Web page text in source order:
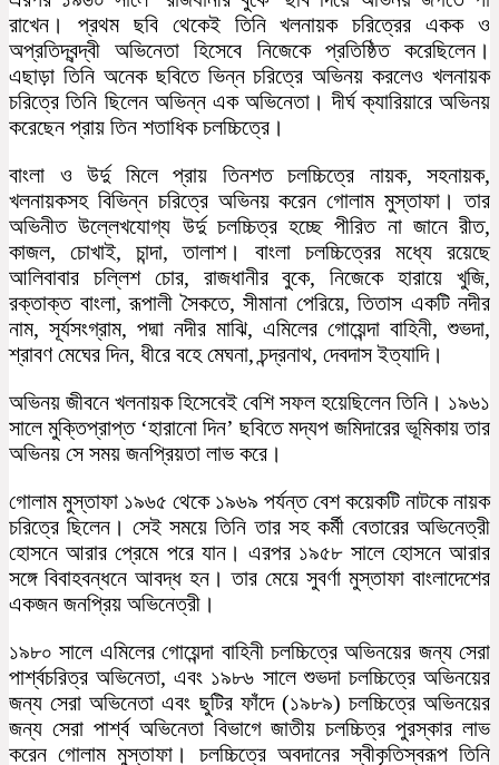
রাখেন। প্রথম ছবি থেকেই তিনি খলনায়ক চরিত্রের একক ও
অপ্রতিদ্বন্দ্বী অভিনেতা হিসেবে নিজেকে প্রতিষ্ঠিত করেছিলেন।
এছাড়া তিনি অনেক ছবিতে ভিন্ন চরিত্রে অভিনয় করলেও খলনায়ক
চরিত্রে তিনি ছিলেন অভিন্ন এক অভিনেতা। দীর্ঘ ক্যারিয়ারে অভিনয়
করেছেন প্রায় তিন শতাধিক চলচ্চিত্রে।
বাংলা ও উর্দু মিলে প্রায় তিনশত চলচ্চিত্রে নায়ক, সহনায়ক,
খলনায়কসহ বিভিন্ন চরিত্রে অভিনয় করেন গোলাম মুস্তাফা। তার
অভিনীত উল্লেখযোগ্য উর্দু চলচ্চিত্র হচ্ছে পীরিত না জানে রীত,
কাজল, চোখাই, চান্দা, তালাশ। বাংলা চলচ্চিত্রের মধ্যে রয়েছে
আলিবাবার চল্লিশ চোর, রাজধানীর বুকে, নিজেকে হারায়ে খুজি,
রক্তাক্ত বাংলা, রূপালী সৈকতে, সীমানা পেরিয়ে, তিতাস একটি নদীর
নাম, সূর্যসংগ্রাম, পদ্মা নদীর মাঝি, এমিলের গোয়েন্দা বাহিনী, শুভদা,
শ্রাবণ মেঘের দিন, ধীরে বহে মেঘনা, চন্দ্রনাথ, দেবদাস ইত্যাদি।
অভিনয় জীবনে খলনায়ক হিসেবেই বেশি সফল হয়েছিলেন তিনি। ১৯৬১
সালে মুক্তিপ্রাপ্ত ‘হারানো দিন’ ছবিতে মদ্যপ জমিদারের ভূমিকায় তার
অভিনয় সে সময় জনপ্রিয়তা লাভ করে।
গোলাম মুস্তাফা ১৯৬৫ থেকে ১৯৬৯ পর্যন্ত বেশ কয়েকটি নাটকে নায়ক
চরিত্রে ছিলেন। সেই সময়ে তিনি তার সহ কর্মী বেতারের অভিনেত্রী
হোসনে আরার প্রেমে পরে যান। এরপর ১৯৫৮ সালে হোসনে আরার
সঙ্গে বিবাহবন্ধনে আবদ্ধ হন। তার মেয়ে সুবর্ণা মুস্তাফা বাংলাদেশের
একজন জনপ্রিয় অভিনেত্রী।
১৯৮০ সালে এমিলের গোয়েন্দা বাহিনী চলচ্চিত্রে অভিনয়ের জন্য সেরা
পার্শ্বচরিত্র অভিনেতা, এবং ১৯৮৬ সালে শুভদা চলচ্চিত্রে অভিনয়ের
জন্য সেরা অভিনেতা এবং ছুটির ফাঁদে (১৯৮৯) চলচ্চিত্রে অভিনয়ের
জন্য সেরা পার্শ্ব অভিনেতা বিভাগে জাতীয় চলচ্চিত্র পুরস্কার লাভ
করেন গোলাম মুস্তাফা। চলচ্চিত্রে অবদানের স্বীকৃতিস্বরূপ তিনি